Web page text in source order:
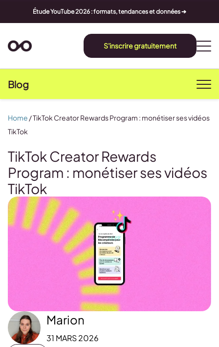
Étude YouTube 2026 : formats, tendances et données ➔
S'inscrire gratuitement
Blog
TikTok Creator Rewards
Program : monétiser ses vidéos
TikTok
Marion
31 MARS 2026
Home /TikTok Creator Rewards Program : monétiser ses vidéos
TikTok